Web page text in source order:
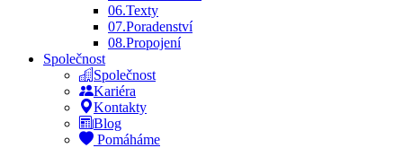
06.Texty
07.Poradenství
08.Propojení
Společnost
Společnost
Kariéra
Kontakty
Blog
Pomáháme